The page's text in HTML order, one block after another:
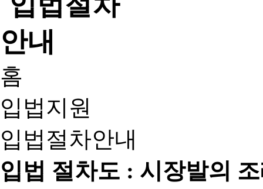
홈
입법지원
입법절차안내
입법 절차도 : 시장발의